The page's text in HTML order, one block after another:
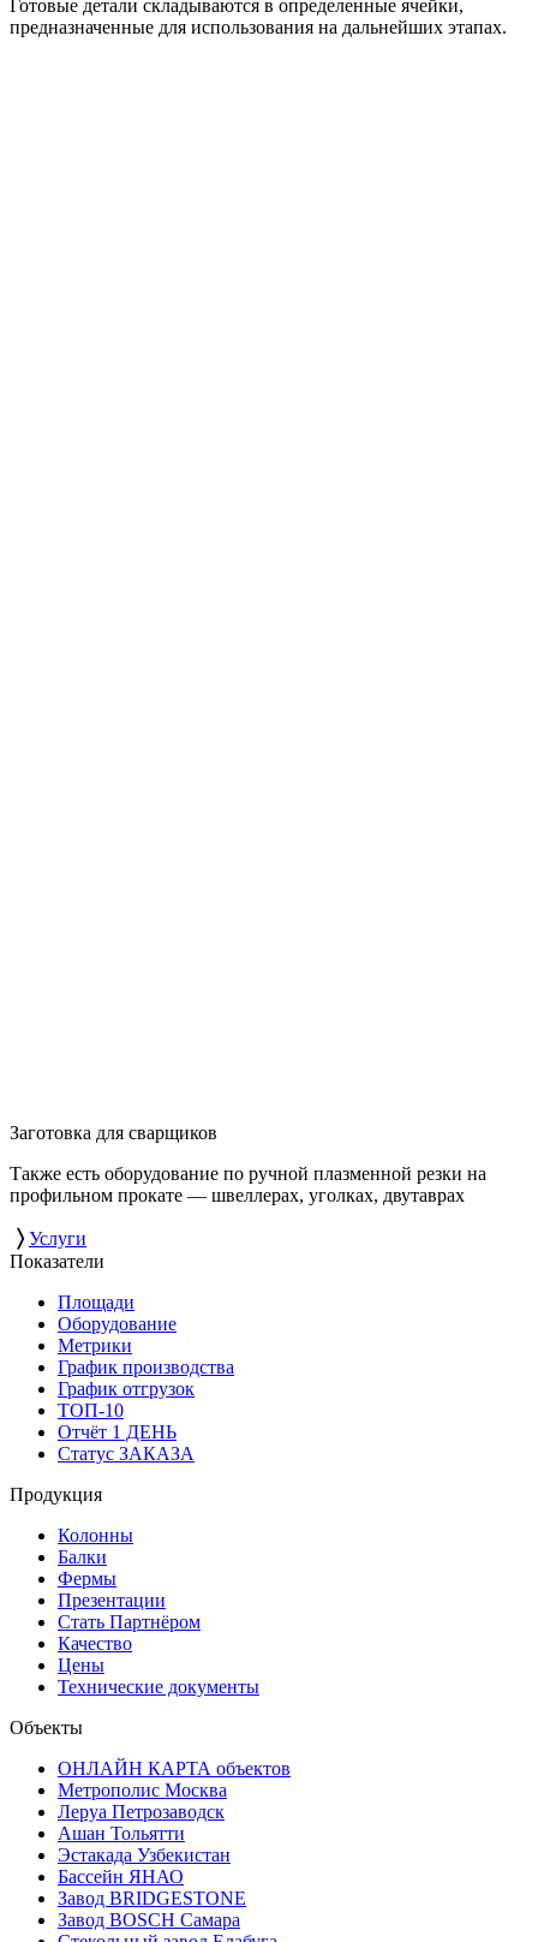
Готовые детали складываются в определенные ячейки,
предназначенные для использования на дальнейших этапах.
Заготовка для сварщиков
Также есть оборудование по ручной плазменной резки на
профильном прокате — швеллерах, уголках, двутаврах
〉 Услуги
Показатели
Площади
Оборудование
Метрики
График производства
График отгрузок
ТОП-10
Отчёт 1 ДЕНЬ
Статус ЗАКАЗА
Продукция
Колонны
Балки
Фермы
Презентации
Стать Партнёром
Качество
Цены
Технические документы
Объекты
ОНЛАЙН КАРТА объектов
Метрополис Москва
Леруа Петрозаводск
Ашан Тольятти
Эстакада Узбекистан
Бассейн ЯНАО
Завод BRIDGESTONE
Завод BOSCH Самара